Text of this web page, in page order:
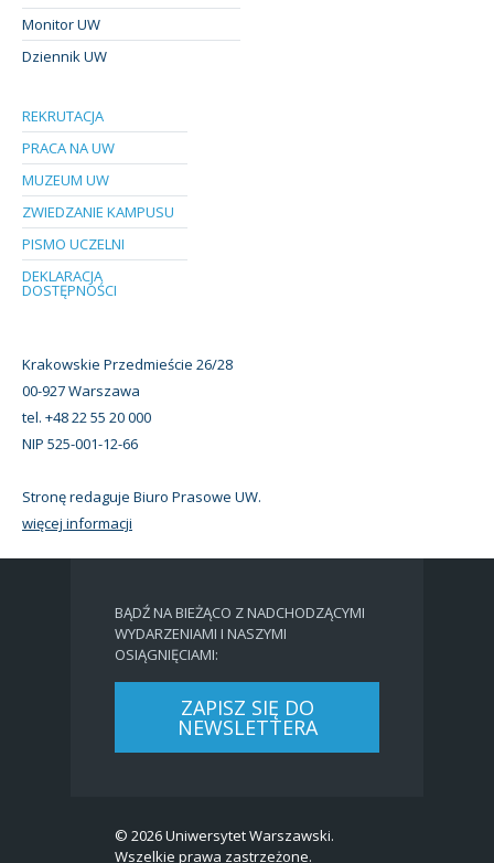
Monitor UW
Dziennik UW
REKRUTACJA
PRACA NA UW
MUZEUM UW
ZWIEDZANIE KAMPUSU
PISMO UCZELNI
DEKLARACJA
DOSTĘPNOŚCI
Krakowskie Przedmieście 26/28
00-927 Warszawa
tel. +48 22 55 20 000
NIP 525-001-12-66
Stronę redaguje Biuro Prasowe UW.
więcej informacji
BĄDŹ NA BIEŻĄCO Z NADCHODZĄCYMI
WYDARZENIAMI I NASZYMI
OSIĄGNIĘCIAMI:
ZAPISZ SIĘ DO
NEWSLETTERA
© 2026 Uniwersytet Warszawski.
Wszelkie prawa zastrzeżone.